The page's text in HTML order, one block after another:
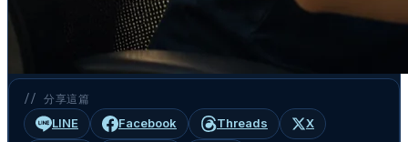
// 分享這篇
LINE Facebook Threads X